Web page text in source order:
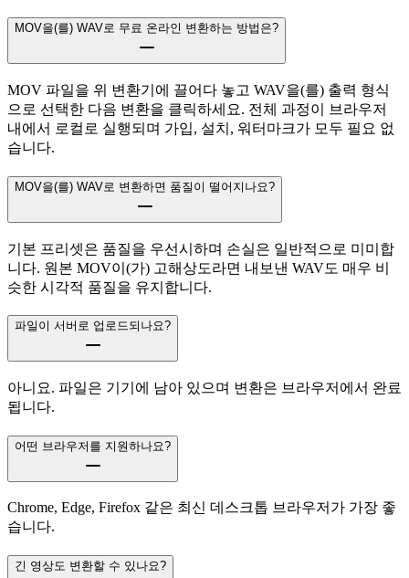
MOV을(를) WAV로 무료 온라인 변환하는 방법은?
MOV 파일을 위 변환기에 끌어다 놓고 WAV을(를) 출력 형식
으로 선택한 다음 변환을 클릭하세요. 전체 과정이 브라우저
내에서 로컬로 실행되며 가입, 설치, 워터마크가 모두 필요 없
습니다.
MOV을(를) WAV로 변환하면 품질이 떨어지나요?
기본 프리셋은 품질을 우선시하며 손실은 일반적으로 미미합
니다. 원본 MOV이(가) 고해상도라면 내보낸 WAV도 매우 비
슷한 시각적 품질을 유지합니다.
파일이 서버로 업로드되나요?
아니요. 파일은 기기에 남아 있으며 변환은 브라우저에서 완료
됩니다.
어떤 브라우저를 지원하나요?
Chrome, Edge, Firefox 같은 최신 데스크톱 브라우저가 가장 좋
습니다.
긴 영상도 변환할 수 있나요?